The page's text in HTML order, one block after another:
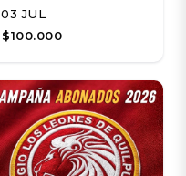
03 JUL
$100.000